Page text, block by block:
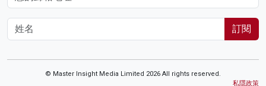
訂閱
© Master Insight Media Limited 2026 All rights reserved.
私隱政策